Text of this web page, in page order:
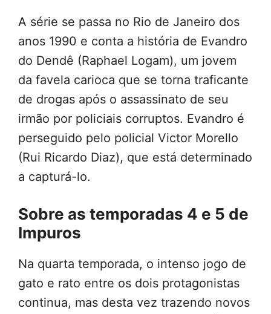
A série se passa no Rio de Janeiro dos
anos 1990 e conta a história de Evandro
do Dendê (Raphael Logam), um jovem
da favela carioca que se torna traficante
de drogas após o assassinato de seu
irmão por policiais corruptos. Evandro é
perseguido pelo policial Victor Morello
(Rui Ricardo Diaz), que está determinado
a capturá-lo.
Sobre as temporadas 4 e 5 de
Impuros
Na quarta temporada, o intenso jogo de
gato e rato entre os dois protagonistas
continua, mas desta vez trazendo novos